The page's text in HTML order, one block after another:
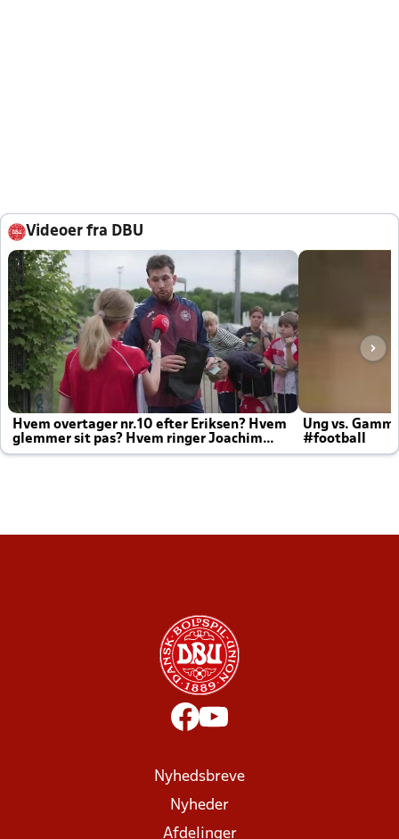
Videoer fra DBU
Hvem overtager nr.10 efter Eriksen? Hvem
glemmer sit pas? Hvem ringer Joachim
altid til efter kampe?
Ung vs.
#football
Nyhedsbreve
Nyheder
Afdelinger